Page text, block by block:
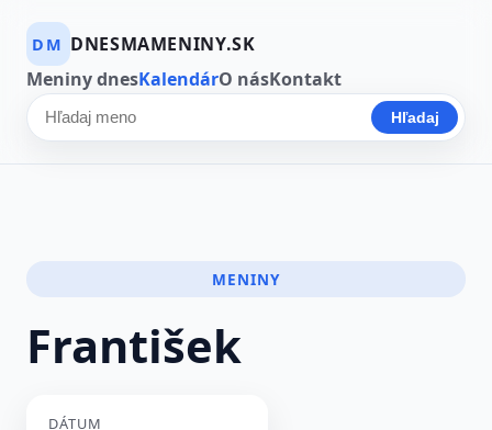
DM DNESMAMENINY.SK
Meniny dnesKalendárO násKontakt
Hľadať meno Hľadaj
MENINY
František
DÁTUM